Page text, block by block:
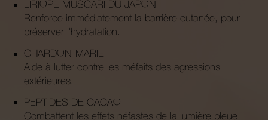
LIRIOPE MUSCARI DU JAPON
Renforce immédiatement la barrière cutanée, pour
préserver l'hydratation.
CHARDON-MARIE
Aide à lutter contre les méfaits des agressions
extérieures.
PEPTIDES DE CACAO
Combattent les effets néfastes de la lumière bleue